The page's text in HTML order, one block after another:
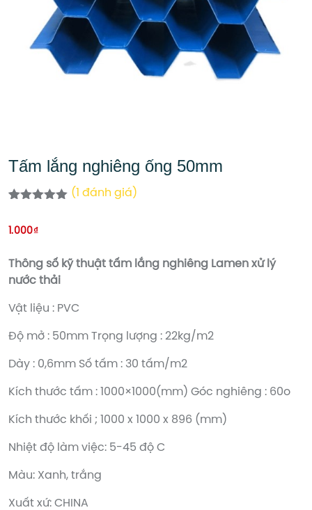
Tấm lắng nghiêng ống 50mm
đánh giá
(1 đánh giá)
1.000₫
Thông số kỹ thuật tấm lắng nghiêng Lamen xử lý
nước thải
Vật liệu : PVC
Độ mở : 50mm Trọng lượng : 22kg/m2
Dày : 0,6mm Số tấm : 30 tấm/m2
Kích thước tấm : 1000×1000(mm) Góc nghiêng : 60o
Kích thước khối ; 1000 x 1000 x 896 (mm)
Nhiệt độ làm việc: 5-45 độ C
Màu: Xanh, trắng
Xuất xứ: CHINA